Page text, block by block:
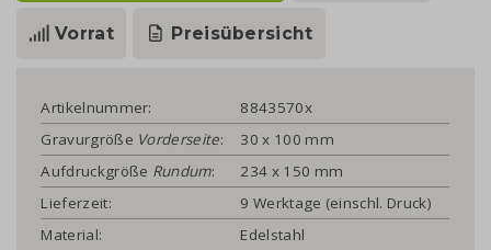
Vorrat Preisübersicht
Artikelnummer:
8843570x
Gravurgröße Vorderseite:
30 x 100 mm
Aufdruckgröße Rundum:
234 x 150 mm
Lieferzeit:
9 Werktage (einschl. Druck)
Material:
Edelstahl